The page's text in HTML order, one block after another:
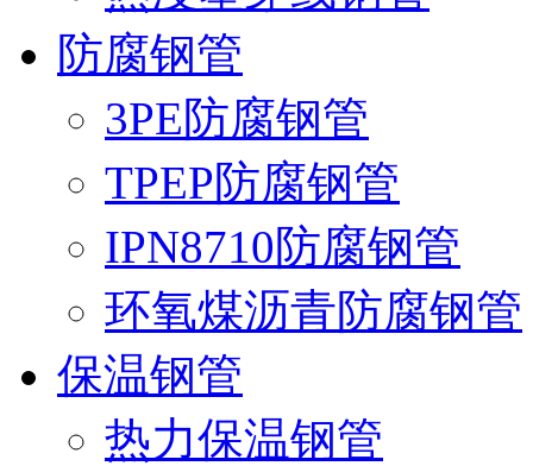
防腐钢管
3PE防腐钢管
TPEP防腐钢管
IPN8710防腐钢管
环氧煤沥青防腐钢管
保温钢管
热力保温钢管